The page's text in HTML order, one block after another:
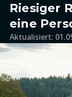
Riesiger
eine
Aktualisiert: